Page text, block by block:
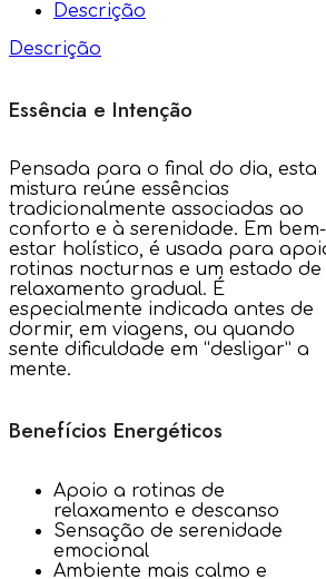
Descrição
Descrição
Essência e Intenção
Pensada para o final do dia, esta
mistura reúne essências
tradicionalmente associadas ao
conforto e à serenidade. Em bem-
estar holístico, é usada para
rotinas nocturnas e um estado de
relaxamento gradual. É
especialmente indicada antes de
dormir, em viagens, ou quando
sente dificuldade em “desligar” a
mente.
Benefícios Energéticos
Apoio a rotinas de
relaxamento e descanso
Sensação de serenidade
emocional
Ambiente mais calmo e